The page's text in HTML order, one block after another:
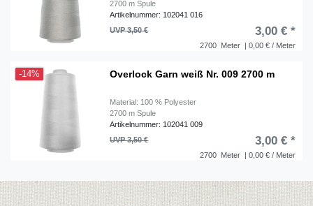
2700 m Spule
Artikelnummer: 102041 016
2700 Meter | 0,00 € / Meter
UVP 3,50 € 3,00 € *
-14% Overlock Garn weiß Nr. 009 2700 m
Material: 100 % Polyester
2700 m Spule
Artikelnummer: 102041 009
2700 Meter | 0,00 € / Meter
UVP 3,50 € 3,00 € *